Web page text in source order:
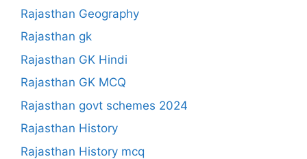
Rajasthan Geography
Rajasthan gk
Rajasthan GK Hindi
Rajasthan GK MCQ
Rajasthan govt schemes 2024
Rajasthan History
Rajasthan History mcq